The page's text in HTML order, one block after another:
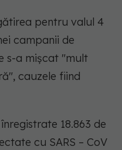
pentru valul 4
campanii de
s-a mişcat "mult
cauzele fiind
18.863 de
cu SARS – CoV